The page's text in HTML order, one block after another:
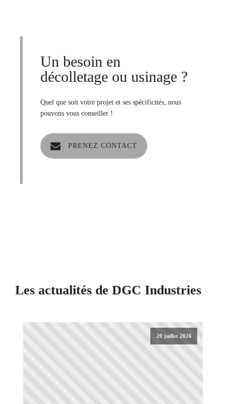
Un besoin en
décolletage ou usinage ?
Quel que soit votre projet et ses spécificités, nous
pouvons vous conseiller !
PRENEZ CONTACT
Les actualités de DGC Industries
20 juillet 2026